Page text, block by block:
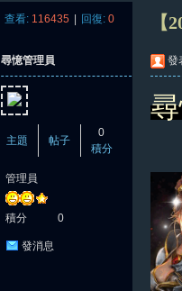
» › ›
查看: 116435 回復: 0 【
尋憶管理員
主題 帖子
0
積分
管理員
積分 0
發消息
發